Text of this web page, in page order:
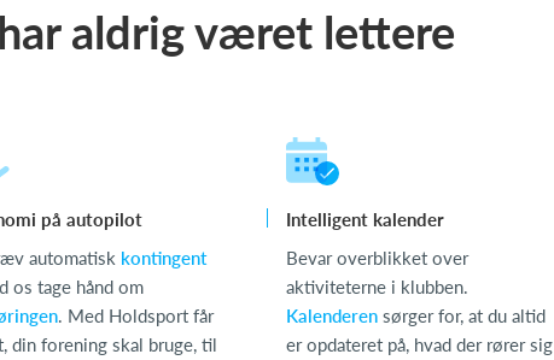
aldrig været lettere
på autopilot
automatisk kontingent
os tage hånd om
. Med Holdsport får
din forening skal bruge, til
Intelligent kalender
Bevar overblikket over
aktiviteterne i klubben.
Kalenderen sørger for, at du altid
er opdateret på, hvad der rører sig